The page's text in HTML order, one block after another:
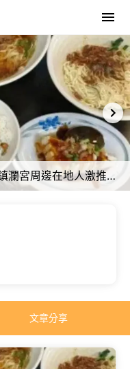
大甲美食必訪!特食豐原排骨酥麵，鎮瀾宮周邊在地人激推首選
文章分享